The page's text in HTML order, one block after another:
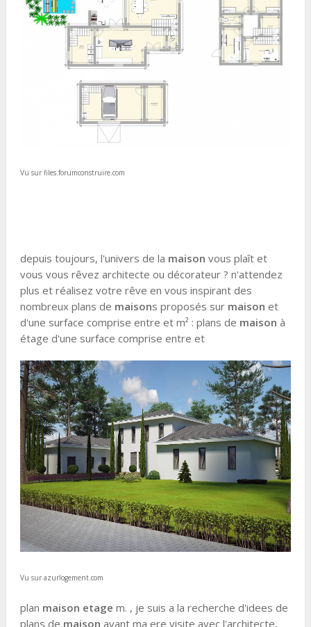
Vu sur files.forumconstruire.com
depuis toujours, l'univers de la maison vous plaît et
vous vous rêvez architecte ou décorateur ? n'attendez
plus et réalisez votre rêve en vous inspirant des
nombreux plans de maisons proposés sur maison et
d'une surface comprise entre et m² : plans de maison à
étage d'une surface comprise entre et
Vu sur azurlogement.com
plan maison etage m. , je suis a la recherche d'idees de
plans de maison avant ma ere visite avec l'architecte,